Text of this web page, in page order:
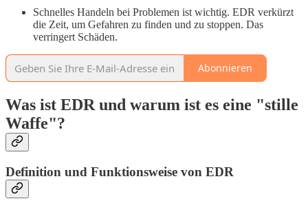
Schnelles Handeln bei Problemen ist wichtig. EDR verkürzt
die Zeit, um Gefahren zu finden und zu stoppen. Das
verringert Schäden.
Abonnieren
Was ist EDR und warum ist es eine "stille
Waffe"?
Definition und Funktionsweise von EDR